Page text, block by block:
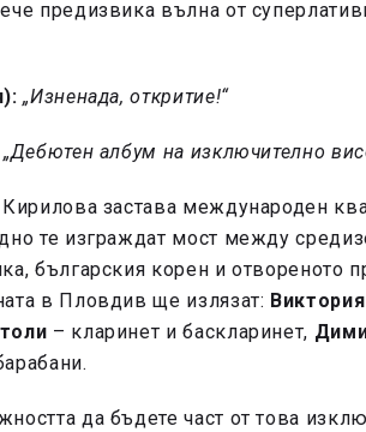
предизвика вълна от
„Изненада, откритие!“
„Дебютен албум на изключително
застава международен
те изграждат мост между
българския корен и отвореното
в Пловдив ще излязат:
– кларинет и баскларинет,
да бъдете част от това